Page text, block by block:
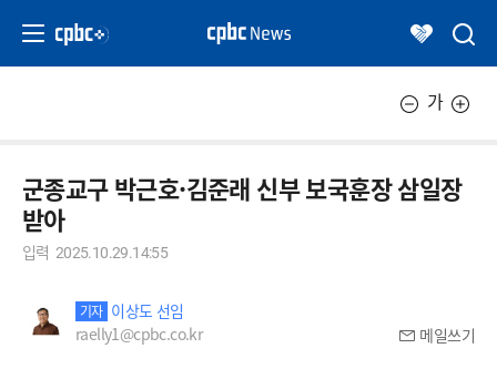
가
군종교구 박근호·김준래 신부 보국훈장 삼일장
받아
입력 2025.10.29.14:55
기자 이상도 선임
raelly1@cpbc.co.kr
메일쓰기